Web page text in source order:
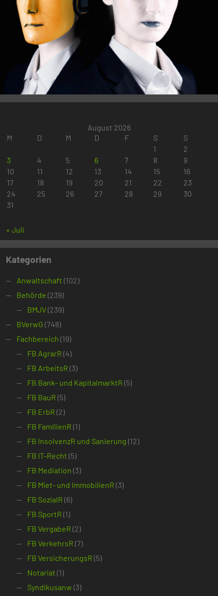
August 2026
M
D M D F S
S
1
2
3
4 5 6 7 8
9
10
11 12 13 14 15
16
17
18 19 20 21 22
23
24
25 26 27 28 29
30
31
« Juli
Kategorien
Anwaltschaft (102)
Behörde (239)
BMJV(239)
BVerwG (748)
Fachbereich (19)
FB AgrarR (4)
FB ArbeitsR (3)
FB Bank- und KapitalmarktR (5)
FB BauR (5)
FB ErbR (2)
FB FamilienR (1)
FB InsolvenzR und Sanierung (12)
FB IT-Recht (5)
FB Mediation (3)
FB Miet- und ImmobilienR (3)
FB SozialR (6)
FB SportR (1)
FB VergabeR (2)
FB VerkehrsR (7)
FB VersicherungsR (5)
Notariat (1)
Syndikusanw (3)